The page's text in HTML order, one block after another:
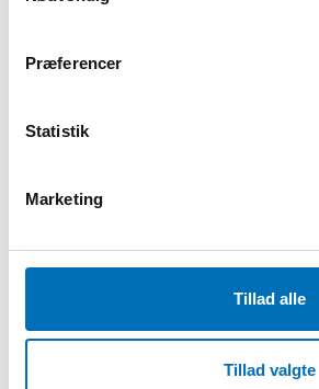
Præferencer
Statistik
Marketing
Tillad alle
Tillad valgte
FOLKESUNDHED
skadelige alkoholvaner”
ældre (over 65 år) i Danmark. Udover